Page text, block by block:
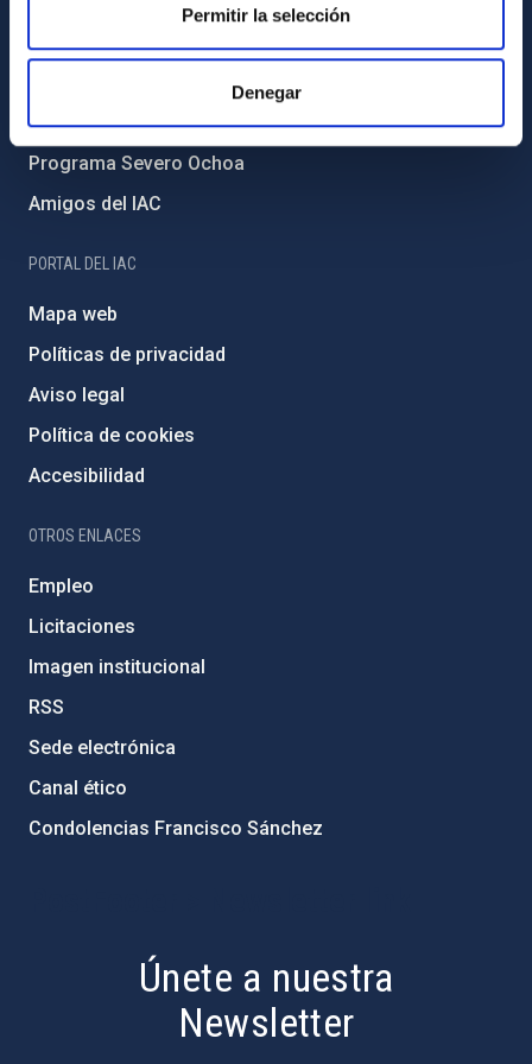
Permitir la selección
Denegar
Medio Ambiente y Sostenibilidad
Proyectos institucionales
Financiación externa
Programa Severo Ochoa
Amigos del IAC
PORTAL DEL IAC
Mapa web
Políticas de privacidad
Aviso legal
Política de cookies
Accesibilidad
OTROS ENLACES
Empleo
Licitaciones
Imagen institucional
RSS
Sede electrónica
Canal ético
Condolencias Francisco Sánchez
Únete a nuestra
Newsletter